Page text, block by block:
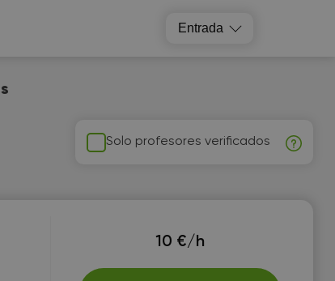
Entrada
Solo profesores verificados
10 €/h